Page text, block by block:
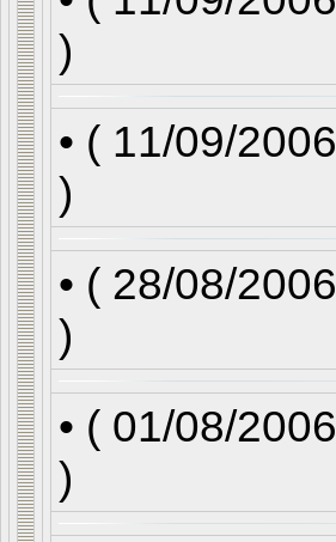
)
• ( 11/09/2006
)
• ( 28/08/2006
)
• ( 01/08/2006
)